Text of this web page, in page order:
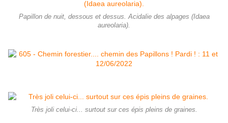
Papillon de nuit, dessous et dessus. Acidalie des alpages (Idaea
aureolaria).
Très joli celui-ci... surtout sur ces épis pleins de graines.